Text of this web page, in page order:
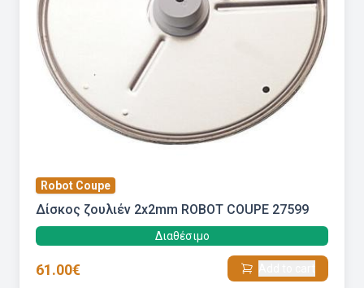
Robot Coupe
Δίσκος ζουλιέν 2x2mm ROBOT COUPE 27599
Διαθέσιμο
61.00€